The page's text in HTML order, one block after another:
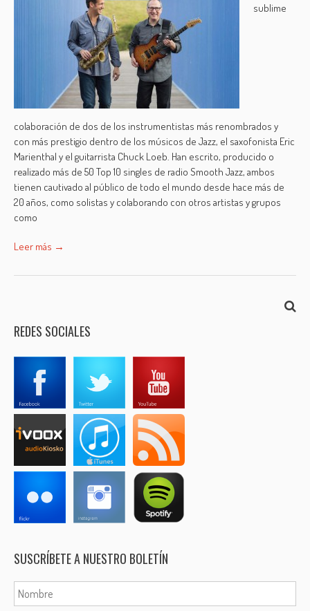
sublime
colaboración de dos de los instrumentistas más renombrados y
con más prestigio dentro de los músicos de Jazz, el saxofonista Eric
Marienthal y el guitarrista Chuck Loeb. Han escrito, producido o
realizado más de 50 Top 10 singles de radio Smooth Jazz, ambos
tienen cautivado al público de todo el mundo desde hace más de
20 años, como solistas y colaborando con otros artistas y grupos
como
Leer más →
REDES SOCIALES
SUSCRÍBETE A NUESTRO BOLETÍN